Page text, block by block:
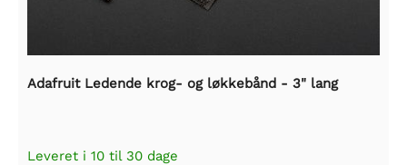
Adafruit Ledende krog- og løkkebånd - 3" lang
Leveret i 10 til 30 dage